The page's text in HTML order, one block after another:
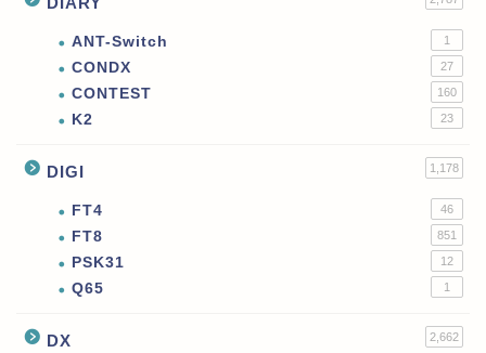
ANT-Switch 1
CONDX 27
CONTEST 160
K2 23
DIGI 1,178
FT4 46
FT8 851
PSK31 12
Q65 1
DX 2,662